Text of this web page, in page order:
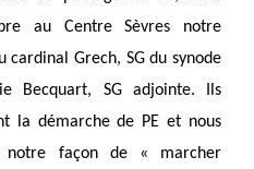
au Centre Sèvres notre
Grech, SG du synode
Becquart, SG adjointe. Ils
la démarche de PE et nous
notre façon de « marcher